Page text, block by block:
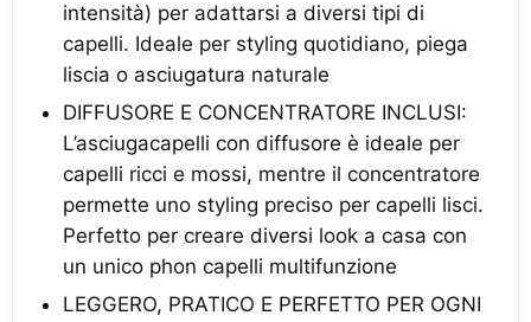
intensità) per adattarsi a diversi tipi di
capelli. Ideale per styling quotidiano, piega
liscia o asciugatura naturale
DIFFUSORE E CONCENTRATORE INCLUSI:
L’asciugacapelli con diffusore è ideale per
capelli ricci e mossi, mentre il concentratore
permette uno styling preciso per capelli lisci.
Perfetto per creare diversi look a casa con
un unico phon capelli multifunzione
LEGGERO, PRATICO E PERFETTO PER OGNI